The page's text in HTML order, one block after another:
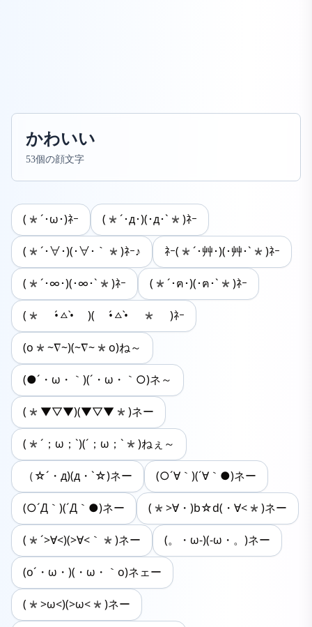
かわいい
53個の顔文字
(*´･ω･)ﾈｰ (*´･д･)(･д･`*)ﾈｰ
(*´･∀･)(･∀･｀*)ﾈｰ♪ ﾈｰ(*´･艸･)(･艸･`*)ﾈｰ
(*´･∞･)(･∞･`*)ﾈｰ (*´･ฅ･)(･ฅ･`*)ﾈｰ
(* •́ㅿ•̀ )( •́ㅿ•̀ * )ﾈｰ
(o*~∇~)(~∇~*o)ね～
(●´・ω・｀)(´・ω・｀○)ネ～
(*▼▽▼)(▼▽▼*)ネー
(*´；ω；`)(´；ω；`*)ねぇ～
（☆´・д)(д・`☆)ネー (○´∀｀)(´∀｀●)ネー
(○´Д｀)(´Д｀●)ネー (*>∀・)b☆d(・∀<*)ネー
(*´>∀<)(>∀<｀*)ネー (。・ω-)(-ω・。)ネー
(o´・ω・)(・ω・｀o)ネェー
(*>ω<)(>ω<*)ネー